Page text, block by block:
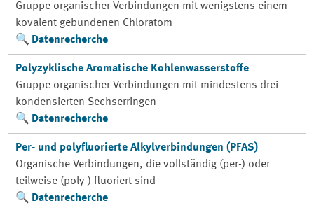
Gruppe organischer Verbindungen mit wenigstens einem
kovalent gebundenen Chloratom
Datenrecherche
Polyzyklische Aromatische Kohlenwasserstoffe
Gruppe organischer Verbindungen mit mindestens drei
kondensierten Sechserringen
Datenrecherche
Per- und polyfluorierte Alkylverbindungen (PFAS)
Organische Verbindungen, die vollständig (per-) oder
teilweise (poly-) fluoriert sind
Datenrecherche